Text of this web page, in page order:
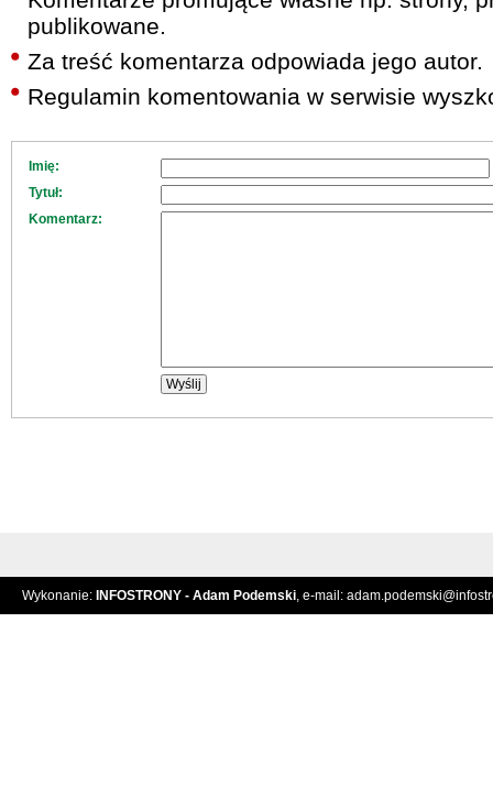
publikowane.
Za treść komentarza odpowiada jego autor.
Regulamin komentowania w serwisie
Imię:
Tytuł:
Komentarz:
Wykonanie: INFOSTRONY - Adam Podemski, e-mail: